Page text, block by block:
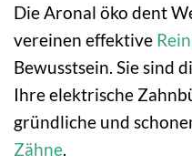
Die Aronal öko dent
vereinen effektive
Bewusstsein. Sie sind
Ihre elektrische
gründliche und
Zähne